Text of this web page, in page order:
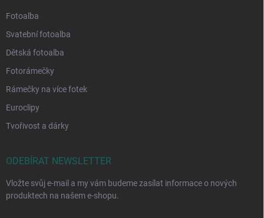
Fotoalba
Svatební fotoalba
Dětská fotoalba
Fotorámečky
Rámečky na více fotek
Euroclipy
Tvořivost a dárky
ODEBÍRAT NEWSLETTER
Vložte svůj e-mail a my vám budeme zasílat informace o nových
produktech na našem e-shopu.